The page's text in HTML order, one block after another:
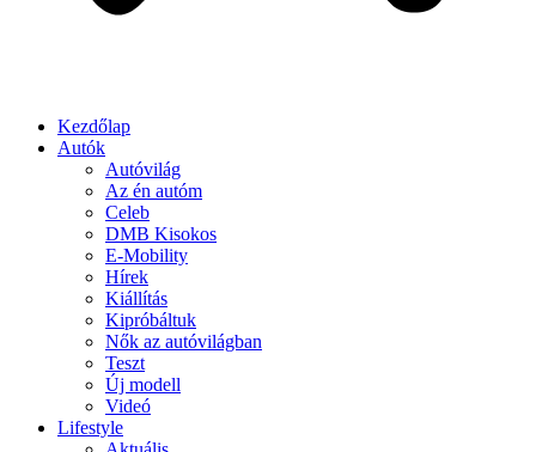
Kezdőlap
Autók
Autóvilág
Az én autóm
Celeb
DMB Kisokos
E-Mobility
Hírek
Kiállítás
Kipróbáltuk
Nők az autóvilágban
Teszt
Új modell
Videó
Lifestyle